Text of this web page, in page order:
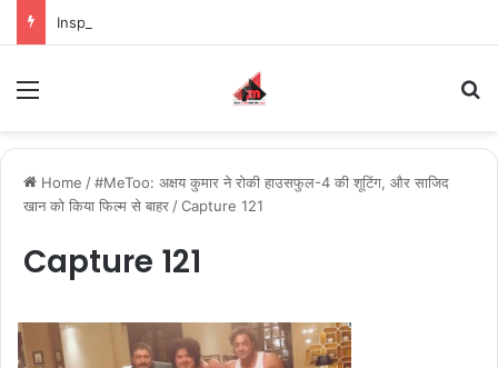
Home /#MeToo: अक्षय कुमार ने रोकी हाउसफुल-4 की शूटिंग, और साजिद
खान को किया फिल्म से बाहर /Capture 121
Capture 121